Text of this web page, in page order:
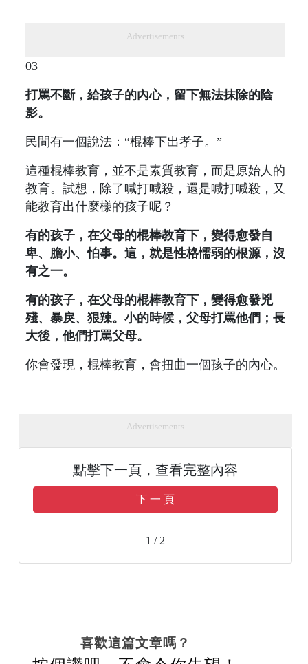
Advertisements
03
打罵不斷，給孩子的內心，留下無法抹除的陰
影。
民間有一個說法：“棍棒下出孝子。”
這種棍棒教育，並不是素質教育，而是原始人的
教育。試想，除了喊打喊殺，還是喊打喊殺，又
能教育出什麼樣的孩子呢？
有的孩子，在父母的棍棒教育下，變得愈發自
卑、膽小、怕事。這，就是性格懦弱的根源，沒
有之一。
有的孩子，在父母的棍棒教育下，變得愈發兇
殘、暴戾、狠辣。小的時候，父母打罵他們；長
大後，他們打罵父母。
你會發現，棍棒教育，會扭曲一個孩子的內心。
Advertisements
點擊下一頁，查看完整內容
下 一 頁
1 / 2
喜歡這篇文章嗎？